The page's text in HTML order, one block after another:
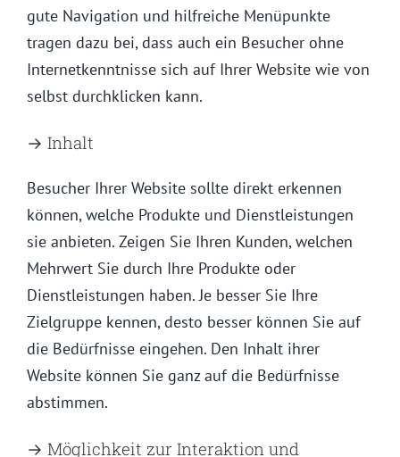
gute Navigation und hilfreiche Menüpunkte
tragen dazu bei, dass auch ein Besucher ohne
Internetkenntnisse sich auf Ihrer Website wie von
selbst durchklicken kann.
→ Inhalt
Besucher Ihrer Website sollte direkt erkennen
können, welche Produkte und Dienstleistungen
sie anbieten. Zeigen Sie Ihren Kunden, welchen
Mehrwert Sie durch Ihre Produkte oder
Dienstleistungen haben. Je besser Sie Ihre
Zielgruppe kennen, desto besser können Sie auf
die Bedürfnisse eingehen. Den Inhalt ihrer
Website können Sie ganz auf die Bedürfnisse
abstimmen.
→ Möglichkeit zur Interaktion und